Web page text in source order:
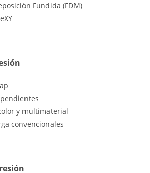
Fundida (FDM)
y multimaterial
convencionales